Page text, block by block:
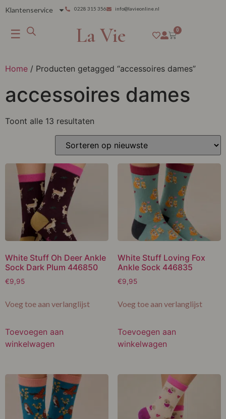
Klantenservice 0228 315 356 info@lavieonline.nl
☰ La Vie 0
Home / Producten getagged “accessoires dames”
accessoires dames
Toont alle 13 resultaten
White Stuff Oh Deer Ankle
Sock Dark Plum 446850
€9,95
Voeg toe aan verlanglijst
Toevoegen aan
winkelwagen
White Stuff Loving Fox
Ankle Sock 446835
€9,95
Voeg toe aan verlanglijst
Toevoegen aan
winkelwagen